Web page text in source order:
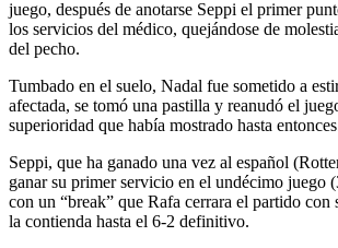
juego, después de anotarse Seppi el primer
los servicios del médico, quejándose de
del pecho.
Tumbado en el suelo, Nadal fue sometido a
afectada, se tomó una pastilla y reanudó el
superioridad que había mostrado hasta
Seppi, que ha ganado una vez al español
ganar su primer servicio en el undécimo juego
con un “break” que Rafa cerrara el partido con
la contienda hasta el 6-2 definitivo.